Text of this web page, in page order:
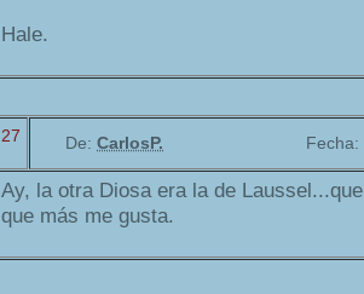
Hale.
27 De: CarlosP. Fecha:
Ay, la otra Diosa era la de
que más me gusta.